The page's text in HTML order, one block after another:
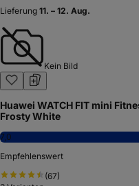
Lieferung 11. – 12. Aug.
Kein Bild
Huawei WATCH FIT mini
Frosty White
7,0
Empfehlenswert
(67)